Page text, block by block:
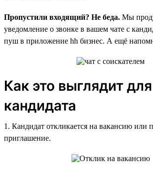
Пропустили входящий? Не беда. Мы
уведомление о звонке в вашем чате с
пуш в приложение hh бизнес. А ещё
Как это выглядит для
кандидата
1. Кандидат откликается на вакансию или
приглашение.